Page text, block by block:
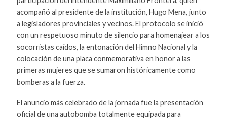
acompañó al presidente de la institución, Hugo Mena, junto
a legisladores provinciales y vecinos. El protocolo se inició
con un respetuoso minuto de silencio para homenajear a los
socorristas caídos, la entonación del Himno Nacional y la
colocación de una placa conmemorativa en honor a las
primeras mujeres que se sumaron históricamente como
bomberas a la fuerza.
El anuncio más celebrado de la jornada fue la presentación
oficial de una autobomba totalmente equipada para